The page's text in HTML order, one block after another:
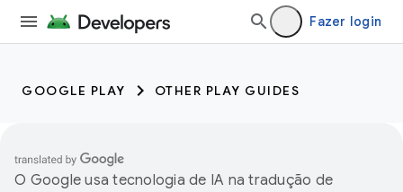
Fazer login
GOOGLE PLAY OTHER PLAY GUIDES
O Google usa tecnologia de IA na tradução de